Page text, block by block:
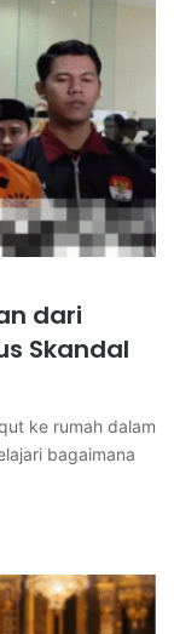
dari
Skandal
ke rumah dalam
bagaimana